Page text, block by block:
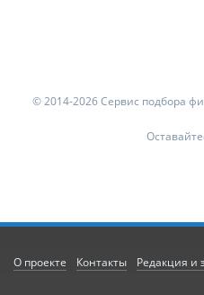
© 2014-2026 Сервис подбора
О проекте Контакты Редакция и